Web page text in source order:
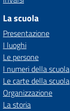
La scuola
Presentazione
I luoghi
Le persone
I numeri della scuola
Le carte della scuola
Organizzazione
La storia